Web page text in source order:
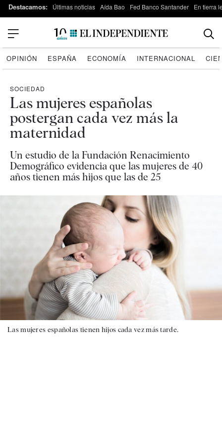
Destacamos: Últimas noticias Aída Bao Fed Banco Santander En tierra
OPINIÓN ESPAÑA ECONOMÍA INTERNACIONAL
SOCIEDAD
Las mujeres españolas
postergan cada vez más la
maternidad
Un estudio de la Fundación Renacimiento
Demográfico evidencia que las mujeres de 40
años tienen más hijos que las de 25
Las mujeres españolas tienen hijos cada vez más tarde.